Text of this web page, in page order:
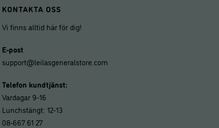
KONTAKTA OSS
Vi finns alltid här för dig!
E-post
support@leilasgeneralstore.com
Telefon kundtjänst:
Vardagar 9-16
Lunchstängt: 12-13
08-667 61 27